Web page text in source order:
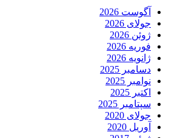
آگوست 2026
جولای 2026
ژوئن 2026
فوریه 2026
ژانویه 2026
دسامبر 2025
نوامبر 2025
اکتبر 2025
سپتامبر 2025
جولای 2020
آوریل 2020